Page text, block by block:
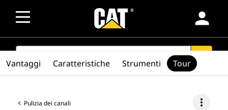
person
SEARCH search
Pulizia dei canali more_vert
Vantaggi Caratteristiche Strumenti Tour